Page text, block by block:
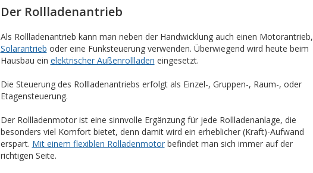
Der Rollladenantrieb
Als Rollladenantrieb kann man neben der Handwicklung auch einen Motorantrieb,
Solarantrieb oder eine Funksteuerung verwenden. Überwiegend wird heute beim
Hausbau ein elektrischer Außenrollladen eingesetzt.
Die Steuerung des Rollladenantriebs erfolgt als Einzel-, Gruppen-, Raum-, oder
Etagensteuerung.
Der Rollladenmotor ist eine sinnvolle Ergänzung für jede Rollladenanlage, die
besonders viel Komfort bietet, denn damit wird ein erheblicher (Kraft)-Aufwand
erspart. Mit einem flexiblen Rolladenmotorbefindet man sich immer auf der
richtigen Seite.